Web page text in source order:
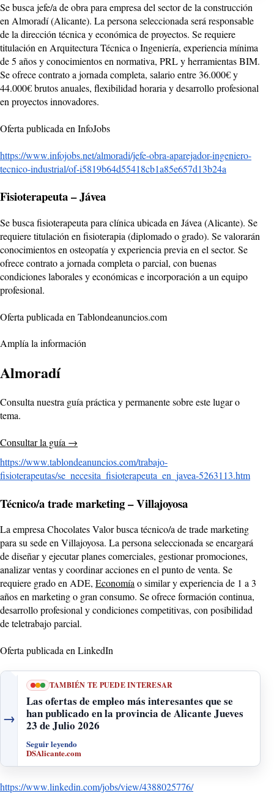
Se busca jefe/a de obra para empresa del sector de la construcción
en Almoradí (Alicante). La persona seleccionada será responsable
de la dirección técnica y económica de proyectos. Se requiere
titulación en Arquitectura Técnica o Ingeniería, experiencia mínima
de 5 años y conocimientos en normativa, PRL y herramientas BIM.
Se ofrece contrato a jornada completa, salario entre 36.000€ y
44.000€ brutos anuales, flexibilidad horaria y desarrollo profesional
en proyectos innovadores.
Oferta publicada en InfoJobs
https://www.infojobs.net/almoradi/jefe-obra-aparejador-ingeniero-
tecnico-industrial/of-i5819b64d55418cb1a85e657d13b24a
Fisioterapeuta – Jávea
Se busca fisioterapeuta para clínica ubicada en Jávea (Alicante). Se
requiere titulación en fisioterapia (diplomado o grado). Se valorarán
conocimientos en osteopatía y experiencia previa en el sector. Se
ofrece contrato a jornada completa o parcial, con buenas
condiciones laborales y económicas e incorporación a un equipo
profesional.
Oferta publicada en Tablondeanuncios.com
Amplía la información
Almoradí
Consulta nuestra guía práctica y permanente sobre este lugar o
tema.
Consultar la guía →
https://www.tablondeanuncios.com/trabajo-
fisioterapeutas/se_necesita_fisioterapeuta_en_javea-5263113.htm
Técnico/a trade marketing – Villajoyosa
La empresa Chocolates Valor busca técnico/a de trade marketing
para su sede en Villajoyosa. La persona seleccionada se encargará
de diseñar y ejecutar planes comerciales, gestionar promociones,
analizar ventas y coordinar acciones en el punto de venta. Se
requiere grado en ADE, Economíao similar y experiencia de 1 a 3
años en marketing o gran consumo. Se ofrece formación continua,
desarrollo profesional y condiciones competitivas, con posibilidad
de teletrabajo parcial.
Oferta publicada en LinkedIn
→
TAMBIÉN TE PUEDE INTERESAR
Las ofertas de empleo más interesantes que se
han publicado en la provincia de Alicante Jueves
23 de Julio 2026
Seguir leyendo
DSAlicante.com
https://www.linkedin.com/jobs/view/4388025776/